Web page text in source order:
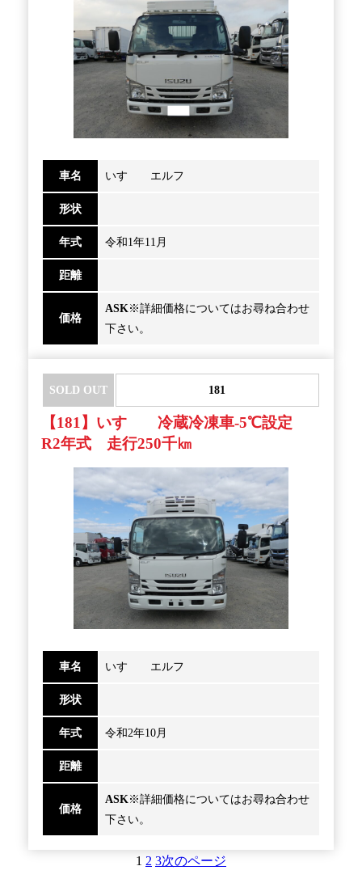
車名 いすゞ エルフ
形状
年式 令和1年11月
距離
価格
ASK※詳細価格についてはお尋ね合わせ
下さい。
SOLD OUT 181
【181】いすゞ 冷蔵冷凍車-5℃設定
R2年式 走行250千㎞
車名 いすゞ エルフ
形状
年式 令和2年10月
距離
価格
ASK※詳細価格についてはお尋ね合わせ
下さい。
1 2 3次のページ